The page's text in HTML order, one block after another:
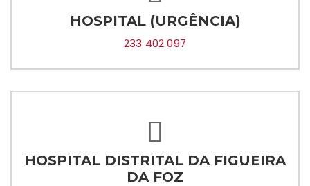
HOSPITAL (URGÊNCIA)
233 402 097
HOSPITAL DISTRITAL DA FIGUEIRA
DA FOZ